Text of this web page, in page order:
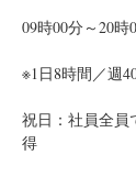
09時00分～20時
※1日8時間／週
祝日：社員全員
得